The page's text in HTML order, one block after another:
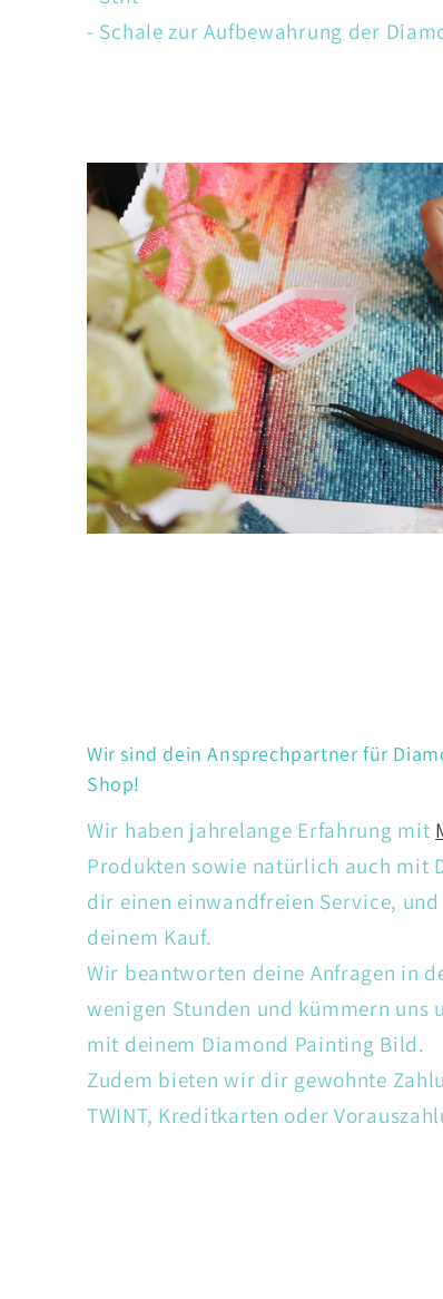
- Schale zur Aufbewahrung der
Wir sind dein Ansprechpartner für
Shop!
Wir haben jahrelange Erfahrung mit
Produkten sowie natürlich auch mit
dir einen einwandfreien Service,
deinem Kauf.
Wir beantworten deine Anfragen in
wenigen Stunden und kümmern uns
mit deinem Diamond Painting Bild.
Zudem bieten wir dir gewohnte
TWINT, Kreditkarten oder